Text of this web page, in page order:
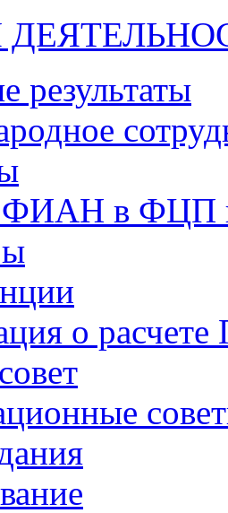
результаты
ФИАН в ФЦП
о